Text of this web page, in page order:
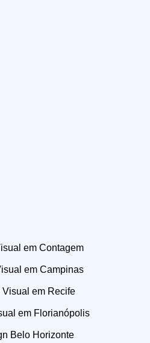
em Contagem
em Campinas
Visual em Recife
em Florianópolis
Belo Horizonte